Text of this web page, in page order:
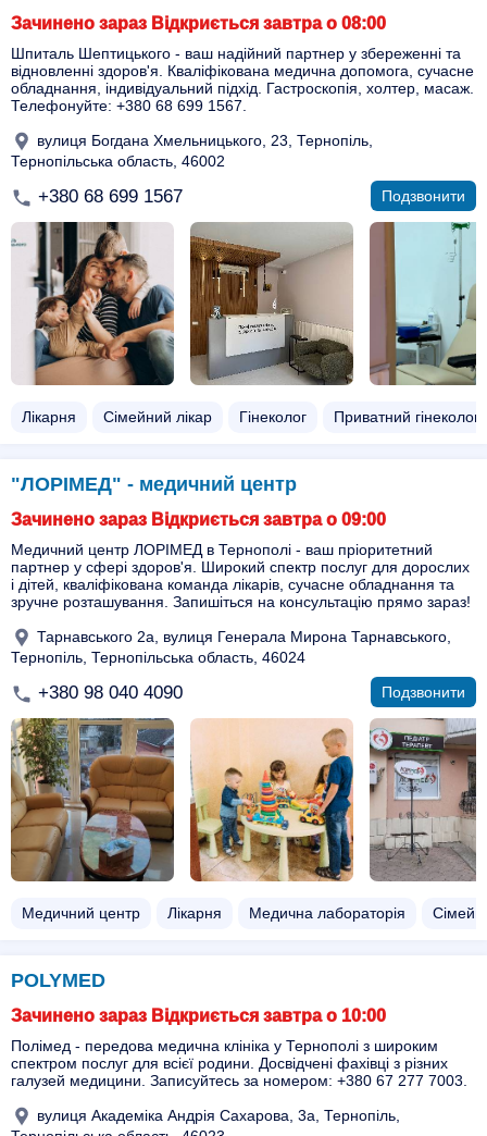
Зачинено зараз Відкриється завтра о 08:00
Шпиталь Шептицького - ваш надійний партнер у збереженні та
відновленні здоров'я. Кваліфікована медична допомога, сучасне
обладнання, індивідуальний підхід. Гастроскопія, холтер, масаж.
Телефонуйте: +380 68 699 1567.
вулиця Богдана Хмельницького, 23, Тернопіль,
Тернопільська область, 46002
+380 68 699 1567 Подзвонити
Лікарня Сімейний лікар Гінеколог Приватний гінеколог
"ЛОРІМЕД" - медичний центр
Зачинено зараз Відкриється завтра о 09:00
Медичний центр ЛОРІМЕД в Тернополі - ваш пріоритетний
партнер у сфері здоров'я. Широкий спектр послуг для дорослих
і дітей, кваліфікована команда лікарів, сучасне обладнання та
зручне розташування. Запишіться на консультацію прямо зараз!
Тарнавського 2а, вулиця Генерала Мирона Тарнавського,
Тернопіль, Тернопільська область, 46024
+380 98 040 4090 Подзвонити
Медичний центр Лікарня Медична лабораторія
POLYMED
Зачинено зараз Відкриється завтра о 10:00
Полімед - передова медична клініка у Тернополі з широким
спектром послуг для всієї родини. Досвідчені фахівці з різних
галузей медицини. Записуйтесь за номером: +380 67 277 7003.
вулиця Академіка Андрія Сахарова, 3а, Тернопіль,